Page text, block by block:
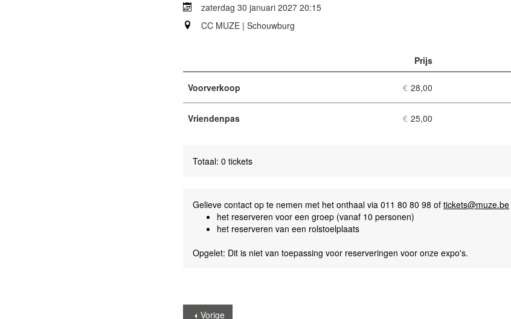
zaterdag 30 januari 2027 20:15
CC MUZE | Schouwburg
Prijs
Voorverkoop
€ 28,00
Vriendenpas € 25,00
Totaal: 0 tickets
Gelieve contact op te nemen met het onthaal via 011 80 80 98 of tickets@muze.be
het reserveren voor een groep (vanaf 10 personen)
het reserveren van een rolstoelplaats
Opgelet: Dit is niet van toepassing voor reserveringen voor onze expo's.
Vorige